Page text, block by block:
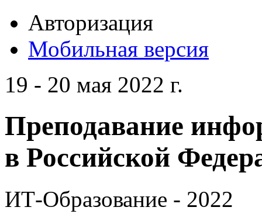
Авторизация
Мобильная версия
19 - 20 мая 2022 г.
Преподавание
в Российской
ИТ-Образование - 2022